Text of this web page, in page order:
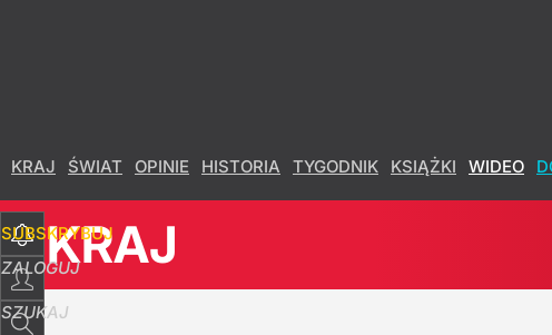
KRAJ ŚWIAT OPINIE HISTORIA TYGODNIK KSIĄŻKI WIDEO
SUBSKRYBUJ
ZALOGUJ
SZUKAJ
KRAJ